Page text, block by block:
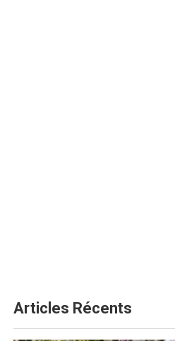
Articles Récents